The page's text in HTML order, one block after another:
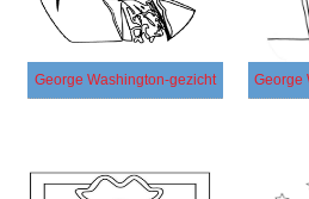
George Washington-gezicht